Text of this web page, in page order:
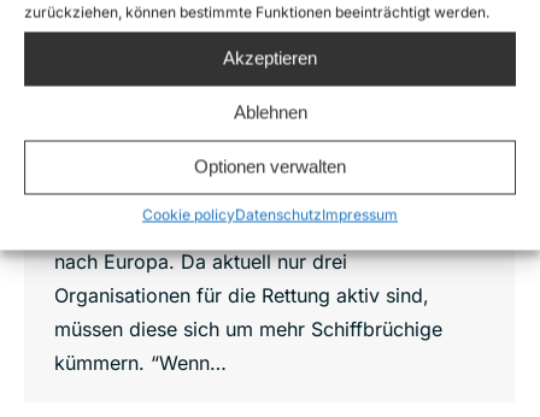
zurückziehen, können bestimmte Funktionen beeinträchtigt werden.
Akzeptieren
Ablehnen
Optionen verwalten
Cookie policyDatenschutzImpressum
News VonJoshua Krüger 18. Januar 2018
Sea-Watch erlebte am gestrigen Tag eine
Ausnahmesituation. „Wir sind bis an unsere
Grenzen ausgelastet“, sagt Julian Köberer,
Leiter der aktuellen Mission von Sea-Watch.
Trotz des Winters machen sich unverändert
viele Menschen auf die gefährliche Überfahrt
nach Europa. Da aktuell nur drei
Organisationen für die Rettung aktiv sind,
müssen diese sich um mehr Schiffbrüchige
kümmern. “Wenn…